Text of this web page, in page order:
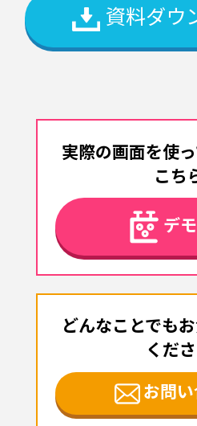
資料ダウ
実際の画面を使
こち
デ
どんなことでも
くだ
お問